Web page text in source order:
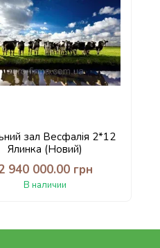
зал Весфалія 2*12
Ялинка (Новий)
940 000.00 грн
В наличии